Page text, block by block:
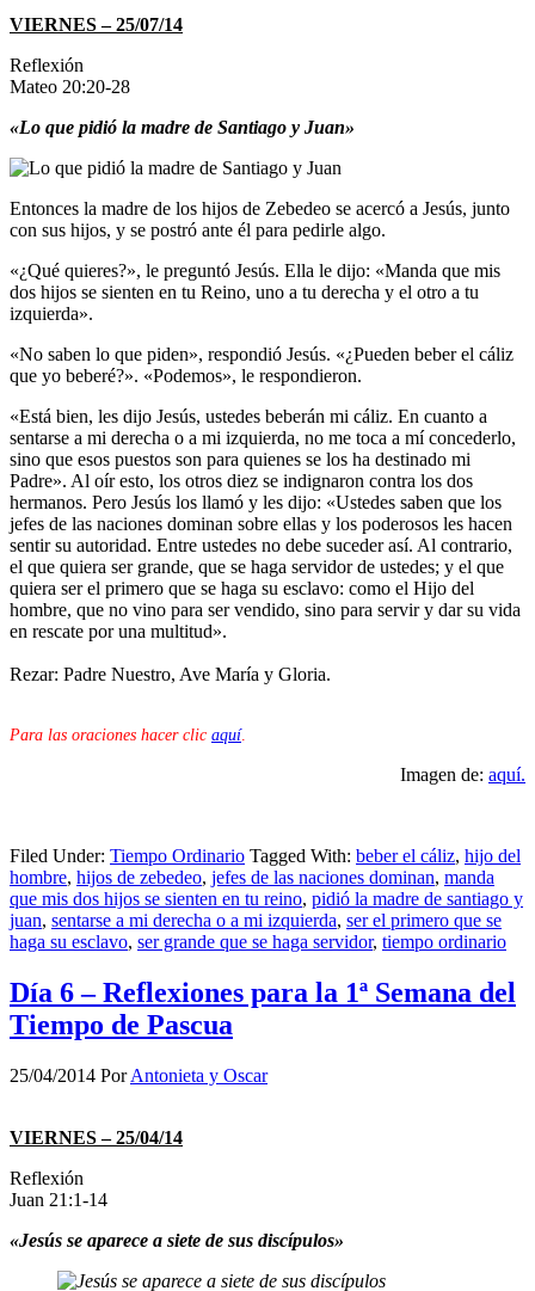
VIERNES – 25/07/14
Reflexión
Mateo 20:20-28
«Lo que pidió la madre de Santiago y Juan»
Entonces la madre de los hijos de Zebedeo se acercó a Jesús, junto
con sus hijos, y se postró ante él para pedirle algo.
«¿Qué quieres?», le preguntó Jesús. Ella le dijo: «Manda que mis
dos hijos se sienten en tu Reino, uno a tu derecha y el otro a tu
izquierda».
«No saben lo que piden», respondió Jesús. «¿Pueden beber el cáliz
que yo beberé?». «Podemos», le respondieron.
«Está bien, les dijo Jesús, ustedes beberán mi cáliz. En cuanto a
sentarse a mi derecha o a mi izquierda, no me toca a mí concederlo,
sino que esos puestos son para quienes se los ha destinado mi
Padre». Al oír esto, los otros diez se indignaron contra los dos
hermanos. Pero Jesús los llamó y les dijo: «Ustedes saben que los
jefes de las naciones dominan sobre ellas y los poderosos les hacen
sentir su autoridad. Entre ustedes no debe suceder así. Al contrario,
el que quiera ser grande, que se haga servidor de ustedes; y el que
quiera ser el primero que se haga su esclavo: como el Hijo del
hombre, que no vino para ser vendido, sino para servir y dar su vida
en rescate por una multitud».
Rezar: Padre Nuestro, Ave María y Gloria.
Para las oraciones hacer clic aquí.
Imagen de: aquí.
Filed Under: Tiempo Ordinario Tagged With: beber el cáliz, hijo del
hombre, hijos de zebedeo, jefes de las naciones dominan, manda
que mis dos hijos se sienten en tu reino, pidió la madre de santiago y
juan, sentarse a mi derecha o a mi izquierda, ser el primero que se
haga su esclavo, ser grande que se haga servidor, tiempo ordinario
Día 6 – Reflexiones para la 1ª Semana del
Tiempo de Pascua
25/04/2014 PorAntonieta y Oscar
VIERNES – 25/04/14
Reflexión
Juan 21:1-14
«Jesús se aparece a siete de sus discípulos»